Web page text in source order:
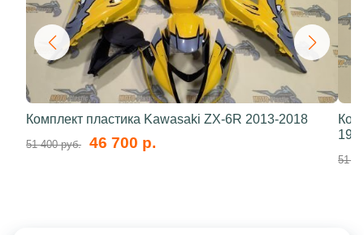
Комплект пластика Kawasaki ZX-6R 2013-2018
51 400 руб. 46 700 р.
51